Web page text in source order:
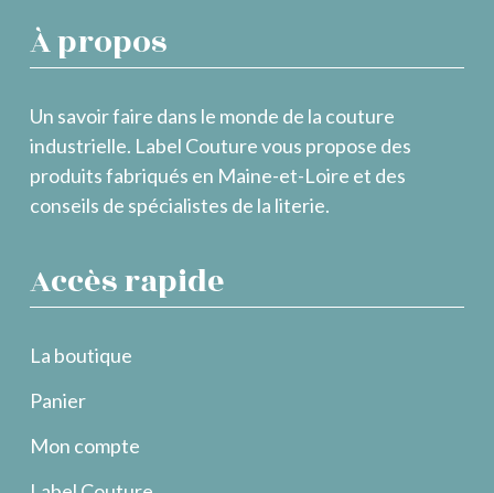
À propos
Un savoir faire dans le monde de la couture
industrielle. Label Couture vous propose des
produits fabriqués en Maine-et-Loire et des
conseils de spécialistes de la literie.
Accès rapide
La boutique
Panier
Mon compte